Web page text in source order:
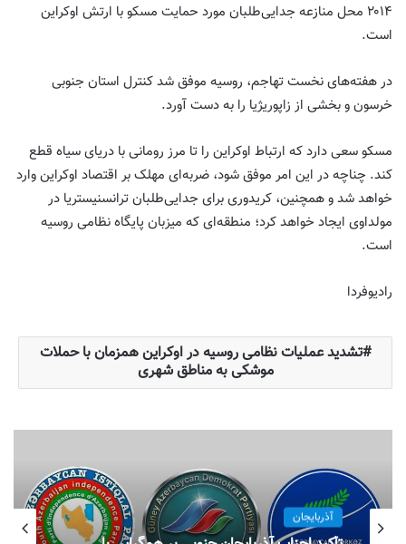
۲۰۱۴ محل منازعه جدایی‌طلبان مورد حمایت مسکو با ارتش اوکراین
است.
در هفته‌های نخست تهاجم، روسیه موفق شد کنترل استان جنوبی
خرسون و بخشی از زاپوریژیا را به دست آورد.
مسکو سعی دارد که ارتباط اوکراین را تا مرز رومانی با دریای سیاه قطع
کند. چناچه در این امر موفق شود، ضربه‌ای مهلک بر اقتصاد اوکراین وارد
خواهد شد و همچنین، کریدوری برای جدایی‌طلبان ترانسنیستریا در
مولداوی ایجاد خواهد کرد؛ منطقه‌ای که میزبان پایگاه نظامی روسیه
است.
رادیوفردا
تشدید عملیات نظامی روسیه در اوکراین همزمان با حملات
موشکی به مناطق شهری
آذربایجان